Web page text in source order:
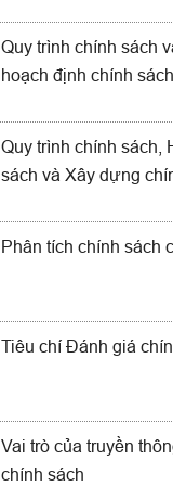
Quy trình chính sách
hoạch định chính sách
Quy trình chính sách,
sách và Xây dựng
Phân tích chính sách
Tiêu chí Đánh giá
Vai trò của truyền
chính sách